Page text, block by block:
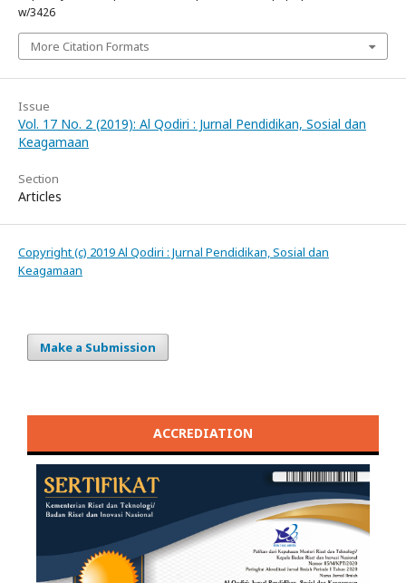
w/3426
More Citation Formats
Issue
Vol. 17 No. 2 (2019): Al Qodiri : Jurnal Pendidikan, Sosial dan
Keagamaan
Section
Articles
Copyright (c) 2019 Al Qodiri : Jurnal Pendidikan, Sosial dan
Keagamaan
Make a Submission
ACCREDIATION